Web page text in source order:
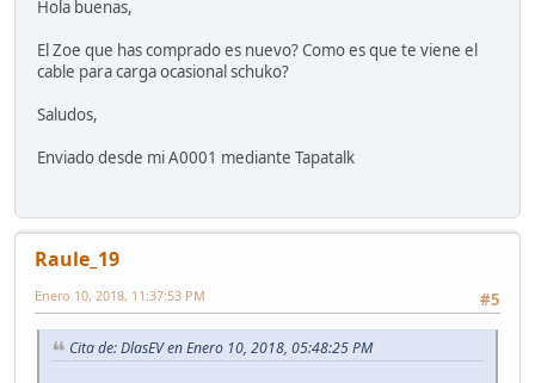
Hola buenas,
El Zoe que has comprado es nuevo? Como es que te viene el
cable para carga ocasional schuko?
Saludos,
Enviado desde mi A0001 mediante Tapatalk
Raule_19
#5
Enero 10, 2018, 11:37:53 PM
Cita de: DlasEV en Enero 10, 2018, 05:48:25 PM